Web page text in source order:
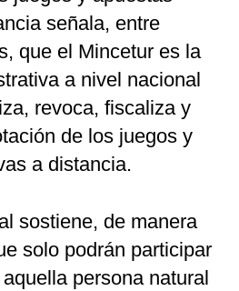
señala, entre
que el Mincetur es la
a nivel nacional
revoca, fiscaliza y
de los juegos y
a distancia.
sostiene, de manera
solo podrán participar
persona natural